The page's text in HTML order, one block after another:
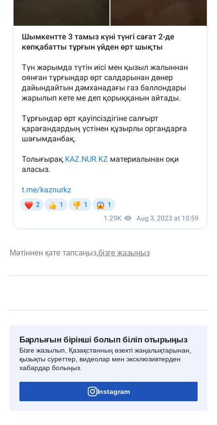
Мәтіннен қате тапсаңыз,бізге жазыңыз
Барлығын бірінші болып біліп отырыңыз
Бізге жазылып, Қазақстанның өзекті жаңалықтарынан,
қызықты суреттер, видеолар мен эксклюзивтерден
хабардар болыңыз.
Instagram